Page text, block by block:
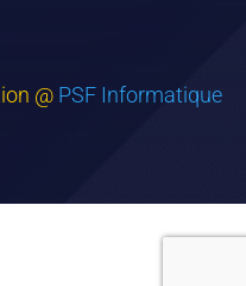
@ PSF Informatique